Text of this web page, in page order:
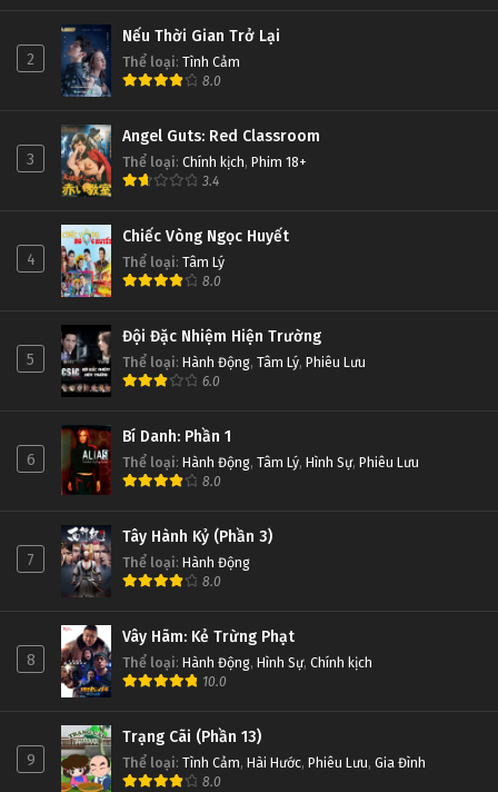
2
Nếu Thời Gian Trở Lại
Thể loại: Tình Cảm
8.0
3
Angel Guts: Red Classroom
Thể loại: Chính kịch, Phim 18+
3.4
4
Chiếc Vòng Ngọc Huyết
Thể loại: Tâm Lý
8.0
5
Đội Đặc Nhiệm Hiện Trường
Thể loại: Hành Động, Tâm Lý, Phiêu Lưu
6.0
6
Bí Danh: Phần 1
Thể loại: Hành Động, Tâm Lý, Hình Sự, Phiêu Lưu
8.0
7
Tây Hành Kỷ (Phần 3)
Thể loại: Hành Động
8.0
8
Vây Hãm: Kẻ Trừng Phạt
Thể loại: Hành Động, Hình Sự, Chính kịch
10.0
9
Trạng Cãi (Phần 13)
Thể loại: Tình Cảm, Hài Hước, Phiêu Lưu, Gia Đình
8.0